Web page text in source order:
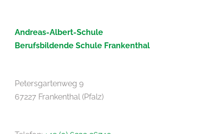
Andreas-Albert-Schule
Berufsbildende Schule Frankenthal
Petersgartenweg 9
67227 Frankenthal (Pfalz)